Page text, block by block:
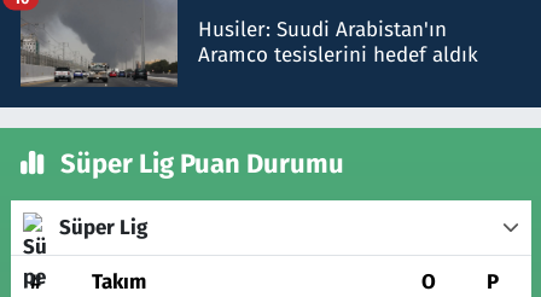
Husiler: Suudi Arabistan'ın
Aramco tesislerini hedef aldık
Süper Lig Puan Durumu
Süper Lig
# Takım O P